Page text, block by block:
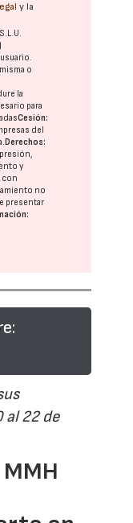
y la
o
la
para
Cesión:
del
Derechos:
y
con
no
presentar
al 22 de